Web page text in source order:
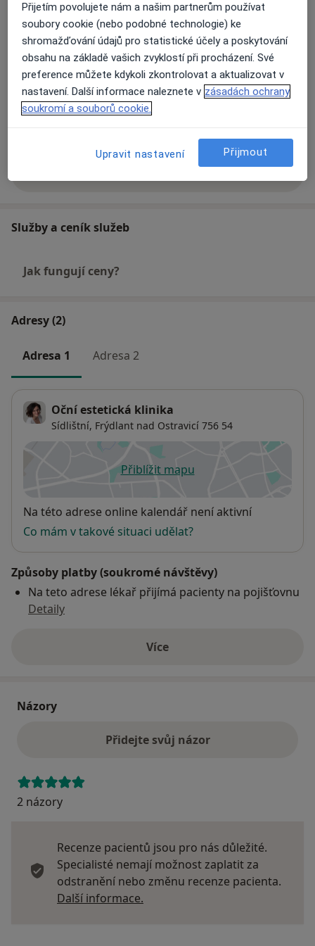
Hlavní léčená onemocnění
Oční onemocnění Šedý zákal
Krátkozrakost
Dalekozrakost
Astigmatismus +8
Pacienti, které ošetřuji
Dospělí (Pouze na některých adresách)
o zkušenostech
Služby a ceník služeb
Jak fungují ceny?
Adresy (2)
Adresa 1 Adresa 2
Oční estetická klinika
Sídlištní, Frýdlant nad Ostravicí 756 54
Přiblížit mapuse otevře v nové záložce
Dostupnost
Na této adrese online kalendář není aktivní
Co mám v takové situaci udělat?
Způsoby platby (soukromé návštěvy)
Na teto adrese lékař přijímá pacienty na pojišťovnu
Detaily
Víceo adrese
Názory
Přidejte svůj názor
2 názory
Recenze pacientů jsou pro nás důležité.
Specialisté nemají možnost zaplatit za
odstranění nebo změnu recenze pacienta.
Další informace.
Přijetím povolujete nám a našim partnerům používat
soubory cookie (nebo podobné technologie) ke
shromažďování údajů pro statistické účely a poskytování
obsahu na základě vašich zvyklostí při procházení. Své
preference můžete kdykoli zkontrolovat a aktualizovat v
nastavení. Další informace naleznete v zásadách ochrany
soukromí a souborů cookie.
Upravit nastavení Přijmout